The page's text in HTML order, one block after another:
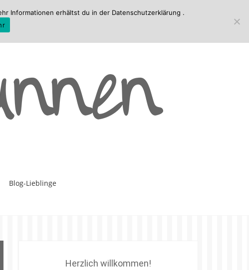
Blog-Lieblinge
Herzlich willkommen!
Informationen erhältst du in der Datenschutzerklärung .